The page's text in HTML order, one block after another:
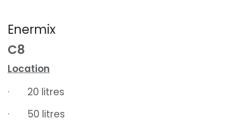
Enermix
C8
Location
· 20 litres
· 50 litres